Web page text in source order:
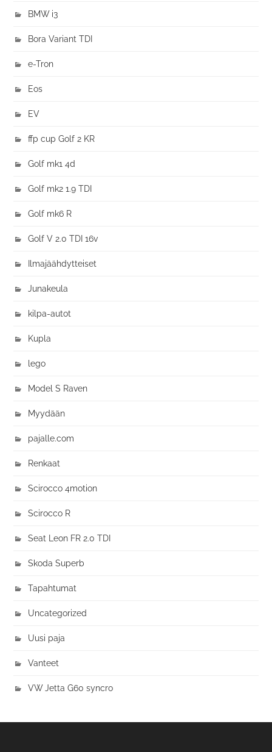
BMW i3
Bora Variant TDI
e-Tron
Eos
EV
ffp cup Golf 2 KR
Golf mk1 4d
Golf mk2 1.9 TDI
Golf mk6 R
Golf V 2.0 TDI 16v
Ilmajäähdytteiset
Junakeula
kilpa-autot
Kupla
lego
Model S Raven
Myydään
pajalle.com
Renkaat
Scirocco 4motion
Scirocco R
Seat Leon FR 2.0 TDI
Skoda Superb
Tapahtumat
Uncategorized
Uusi paja
Vanteet
VW Jetta G60 syncro